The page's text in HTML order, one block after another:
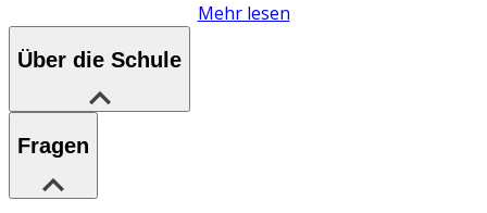
Mehr lesen
Über die Schule
Fragen